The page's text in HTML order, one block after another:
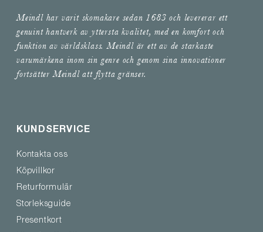
Meindl har varit skomakare sedan 1683 och levererar ett
genuint hantverk av yttersta kvalitet, med en komfort och
funktion av världsklass. Meindl är ett av de starkaste
varumärkena inom sin genre och genom sina innovationer
fortsätter Meindl att flytta gränser.
KUNDSERVICE
Kontakta oss
Köpvillkor
Returformulär
Storleksguide
Presentkort